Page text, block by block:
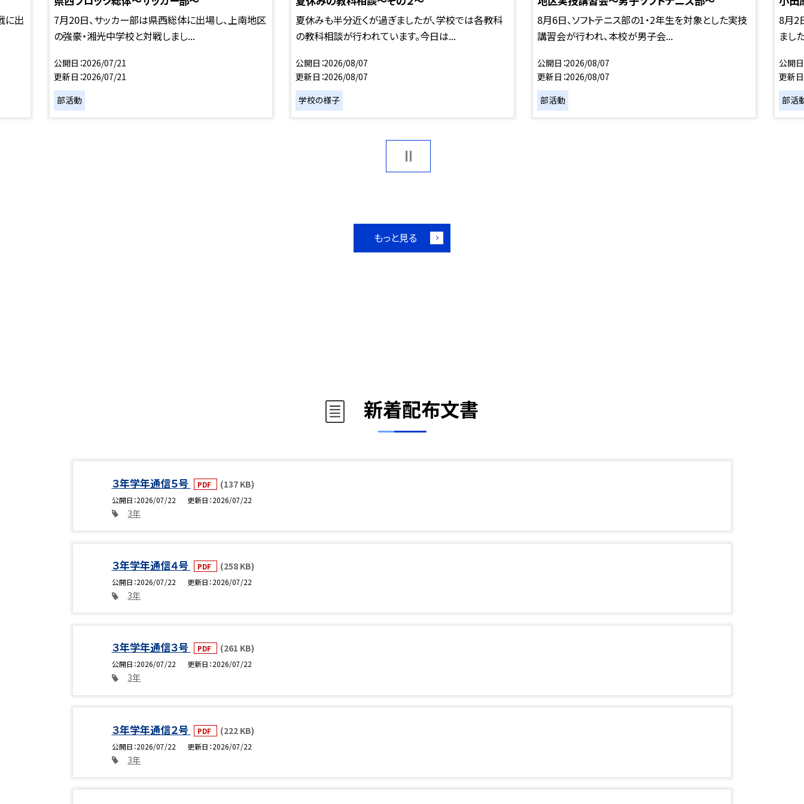
に出
7月20日、サッカー部は県西総体に出場し、上南地区
の強豪・湘光中学校と対戦しまし...
公開日 2026/07/21
更新日 2026/07/21
部活動
夏休みも半分近くが過ぎましたが、学校では各教科
の教科相談が行われています。今日は...
公開日 2026/08/07
更新日 2026/08/07
学校の様子
8月6日、ソフトテニス部の1・2年生を対象とした実技
講習会が行われ、本校が男子会...
公開日 2026/08/07
更新日 2026/08/07
部活動
8月2
まし
公開日
更新日
部活
もっと見る
新着配布文書
３年学年通信５号 PDF (137 KB)
公開日 2026/07/22 更新日 2026/07/22
3年
３年学年通信４号 PDF (258 KB)
公開日 2026/07/22 更新日 2026/07/22
3年
３年学年通信３号 PDF (261 KB)
公開日 2026/07/22 更新日 2026/07/22
3年
３年学年通信２号 PDF (222 KB)
公開日 2026/07/22 更新日 2026/07/22
3年